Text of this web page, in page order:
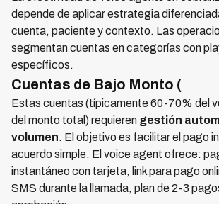
depende de aplicar estrategia
cuenta, paciente y contexto. Las
segmentan cuentas en categorías con
específicos.
Cuentas de Bajo Monto (
Estas cuentas (típicamente 60-70% del
del monto total) requieren gestión
volumen. El objetivo es facilitar el pago
acuerdo simple. El voice agent ofrece:
instantáneo con tarjeta, link para pago
SMS durante la llamada, plan de 2-3